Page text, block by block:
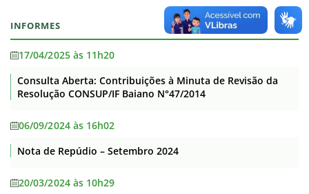
INFORMES
17/04/2025 às 11h20
Consulta Aberta: Contribuições à Minuta de Revisão da
Resolução CONSUP/IF Baiano N°47/2014
06/09/2024 às 16h02
Nota de Repúdio – Setembro 2024
20/03/2024 às 10h29